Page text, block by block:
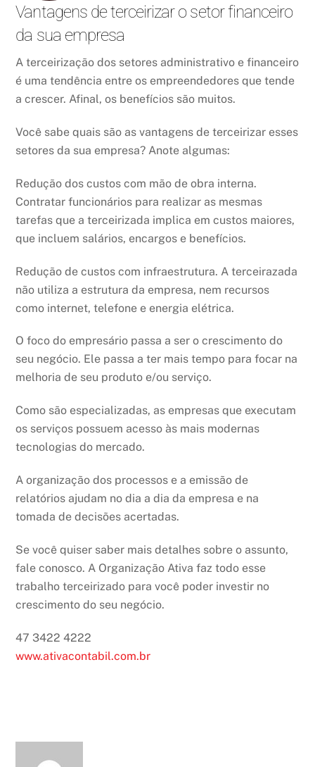
Vantagens de terceirizar o setor financeiro
da sua empresa
A terceirização dos setores administrativo e financeiro
é uma tendência entre os empreendedores que tende
a crescer. Afinal, os benefícios são muitos.
Você sabe quais são as vantagens de terceirizar esses
setores da sua empresa? Anote algumas:
Redução dos custos com mão de obra interna.
Contratar funcionários para realizar as mesmas
tarefas que a terceirizada implica em custos maiores,
que incluem salários, encargos e benefícios.
Redução de custos com infraestrutura. A terceirazada
não utiliza a estrutura da empresa, nem recursos
como internet, telefone e energia elétrica.
O foco do empresário passa a ser o crescimento do
seu negócio. Ele passa a ter mais tempo para focar na
melhoria de seu produto e/ou serviço.
Como são especializadas, as empresas que executam
os serviços possuem acesso às mais modernas
tecnologias do mercado.
A organização dos processos e a emissão de
relatórios ajudam no dia a dia da empresa e na
tomada de decisões acertadas.
Se você quiser saber mais detalhes sobre o assunto,
fale conosco. A Organização Ativa faz todo esse
trabalho terceirizado para você poder investir no
crescimento do seu negócio.
47 3422 4222
www.ativacontabil.com.br